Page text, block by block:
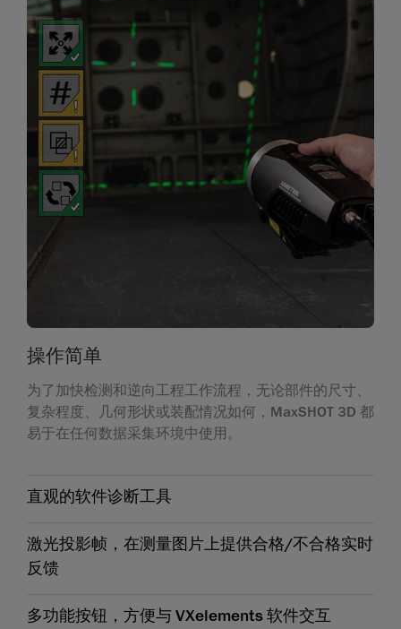
操作简单
为了加快检测和逆向工程工作流程，无论部件的尺寸、
复杂程度、几何形状或装配情况如何，MaxSHOT 3D 都
易于在任何数据采集环境中使用。
直观的软件诊断工具
激光投影帧，在测量图片上提供合格/不合格实时
反馈
多功能按钮，方便与 VXelements 软件交互